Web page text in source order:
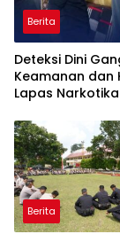
Berita
Deteksi Dini
Keamanan dan
Lapas
Hunian
Berita